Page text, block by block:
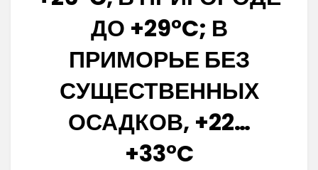
ДО +29°C; В
ПРИМОРЬЕ БЕЗ
СУЩЕСТВЕННЫХ
ОСАДКОВ, +22…
+33°C